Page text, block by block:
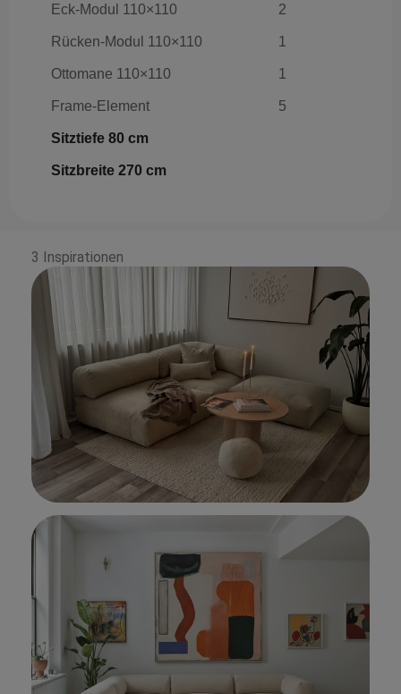
Eck-Modul 110×110 2
Rücken-Modul 110×110 1
Ottomane 110×110 1
Frame-Element 5
Sitztiefe 80 cm
Sitzbreite 270 cm
3 Inspirationen